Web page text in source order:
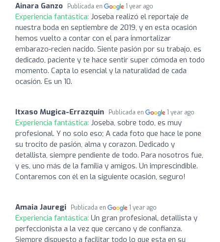
Ainara Ganzo Publicada en 1 year ago
Experiencia fantástica: Joseba realizó el reportaje de
nuestra boda en septiembre de 2019, y en esta ocasión
hemos vuelto a contar con el para inmortalizar
embarazo-recien nacido. Siente pasión por su trabajo, es
dedicado, paciente y te hace sentir super cómoda en todo
momento. Capta lo esencial y la naturalidad de cada
ocasión. Es un 10.
Itxaso Mugica-Errazquin Publicada en 1 year ago
Experiencia fantástica: Joseba, sobre todo, es muy
profesional. Y no solo eso; A cada foto que hace le pone
su trocito de pasión, alma y corazon. Dedicado y
detallista, siempre pendiente de todo. Para nosotros fue,
y es, uno más de la familia y amigos. Un imprescindible.
Contaremos con él en la siguiente ocasión, seguro!
Amaia Jauregi Publicada en 1 year ago
Experiencia fantástica: Un gran profesional, detallista y
perfeccionista a la vez que cercano y de confianza.
Siempre dispuesto a facilitar todo lo que esta en su